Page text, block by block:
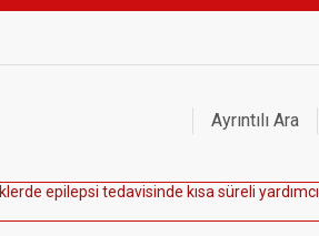
Ayrıntılı Ara
kerde epi epsi tedavisinde kısa süre i yardımcı